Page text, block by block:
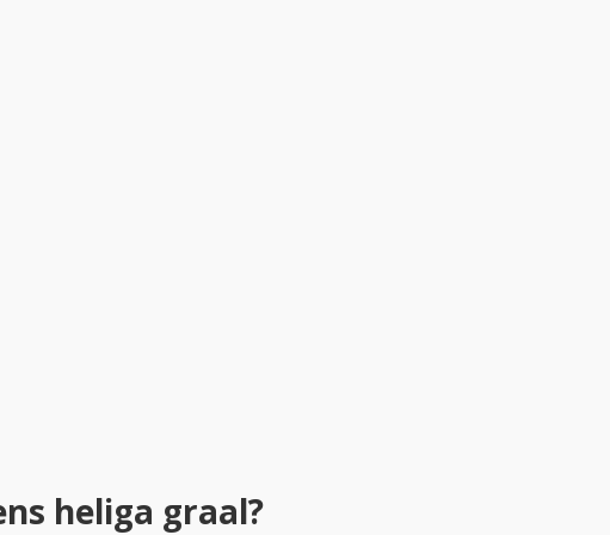
heliga graal?